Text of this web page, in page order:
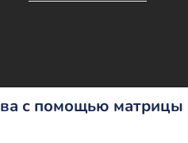
с помощью матрицы